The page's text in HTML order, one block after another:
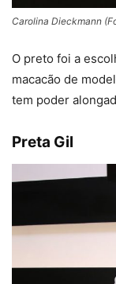
Carolina Dieckmann
O preto foi a
macacão de
tem poder
Preta Gil